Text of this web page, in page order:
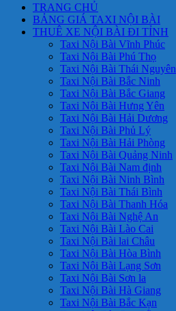
TRANG CHỦ
BẢNG GIÁ TAXI NỘI BÀI
THUÊ XE NỘI BÀI ĐI TỈNH
Taxi Nội Bài Vĩnh Phúc
Taxi Nội Bài Phú Thọ
Taxi Nội Bài Thái Nguyên
Taxi Nội Bài Bắc Ninh
Taxi Nội Bài Bắc Giang
Taxi Nội Bài Hưng Yên
Taxi Nội Bài Hải Dương
Taxi Nội Bài Phủ Lý
Taxi Nội Bài Hải Phòng
Taxi Nội Bài Quảng Ninh
Taxi Nội Bài Nam định
Taxi Nội Bài Ninh Bình
Taxi Nội Bài Thái Bình
Taxi Nội Bài Thanh Hóa
Taxi Nội Bài Nghệ An
Taxi Nội Bài Lào Cai
Taxi Nội Bài lai Châu
Taxi Nội Bài Hòa Bình
Taxi Nội Bài Lạng Sơn
Taxi Nội Bài Sơn la
Taxi Nội Bài Hà Giang
Taxi Nội Bài Bắc Kạn